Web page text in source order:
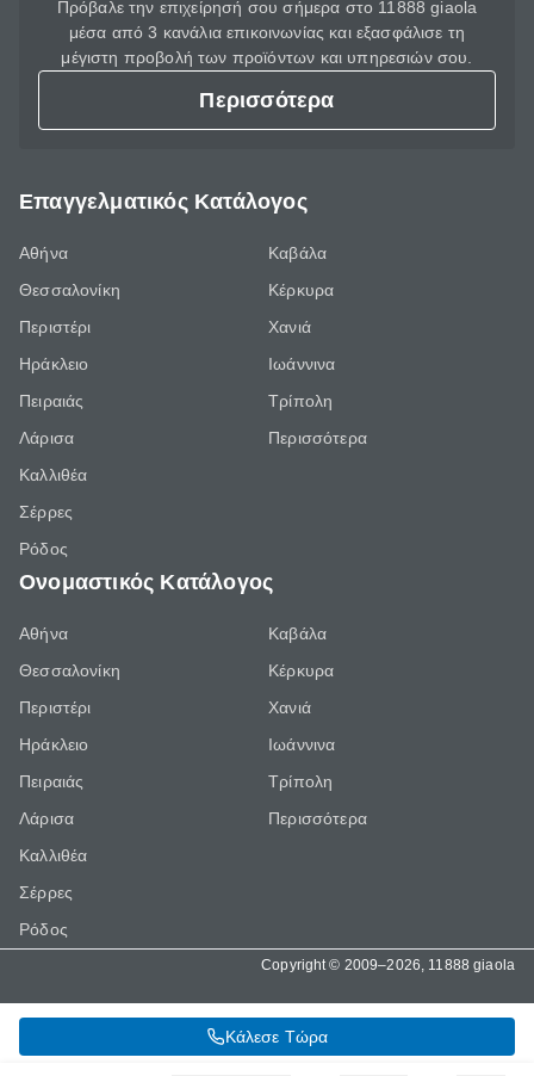
Κάλεσε Τώρα
Πρόβαλε την επιχείρησή σου σήμερα στο 11888 giaola
μέσα από 3 κανάλια επικοινωνίας και εξασφάλισε τη
μέγιστη προβολή των προϊόντων και υπηρεσιών σου.
Περισσότερα
Επαγγελματικός Κατάλογος
Αθήνα
Θεσσαλονίκη
Περιστέρι
Ηράκλειο
Πειραιάς
Λάρισα
Καλλιθέα
Σέρρες
Ρόδος
Καβάλα
Κέρκυρα
Χανιά
Ιωάννινα
Τρίπολη
Περισσότερα
Ονομαστικός Κατάλογος
Αθήνα
Θεσσαλονίκη
Περιστέρι
Ηράκλειο
Πειραιάς
Λάρισα
Καλλιθέα
Σέρρες
Ρόδος
Καβάλα
Κέρκυρα
Χανιά
Ιωάννινα
Τρίπολη
Περισσότερα
Copyright © 2009–2026, 11888 giaola